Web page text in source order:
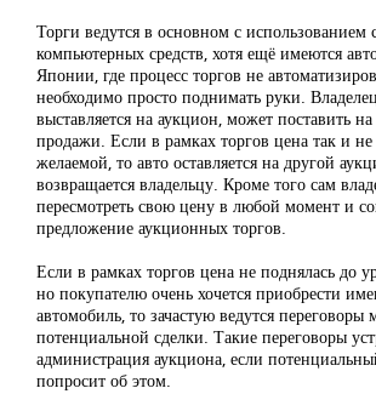
Торги ведутся в основном с использованием
компьютерных средств, хотя ещё имеются
Японии, где процесс торгов не
необходимо просто поднимать руки.
выставляется на аукцион, может поставить
продажи. Если в рамках торгов цена так и не
желаемой, то авто оставляется на другой
возвращается владельцу. Кроме того сам
пересмотреть свою цену в любой момент и
предложение аукционных торгов.
Если в рамках торгов цена не поднялась до
но покупателю очень хочется приобрести
автомобиль, то зачастую ведутся
потенциальной сделки. Такие переговоры
администрация аукциона, если
попросит об этом.